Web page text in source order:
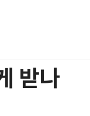
받나